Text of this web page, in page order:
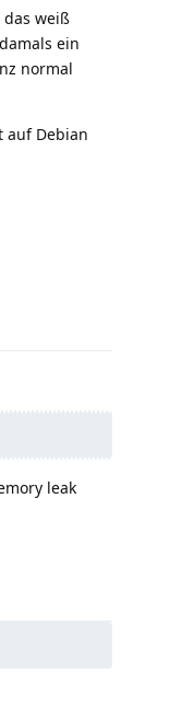
weiß
ein
normal
auf Debian
leak